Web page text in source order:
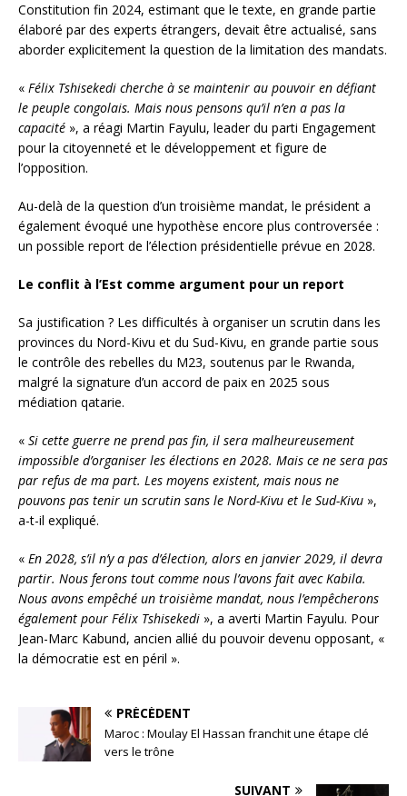
Constitution fin 2024, estimant que le texte, en grande partie
élaboré par des experts étrangers, devait être actualisé, sans
aborder explicitement la question de la limitation des mandats.
« Félix Tshisekedi cherche à se maintenir au pouvoir en défiant
le peuple congolais. Mais nous pensons qu’il n’en a pas la
capacité », a réagi Martin Fayulu, leader du parti Engagement
pour la citoyenneté et le développement et figure de
l’opposition.
Au-delà de la question d’un troisième mandat, le président a
également évoqué une hypothèse encore plus controversée :
un possible report de l’élection présidentielle prévue en 2028.
Le conflit à l’Est comme argument pour un report
Sa justification ? Les difficultés à organiser un scrutin dans les
provinces du Nord-Kivu et du Sud-Kivu, en grande partie sous
le contrôle des rebelles du M23, soutenus par le Rwanda,
malgré la signature d’un accord de paix en 2025 sous
médiation qatarie.
« Si cette guerre ne prend pas fin, il sera malheureusement
impossible d’organiser les élections en 2028. Mais ce ne sera pas
par refus de ma part. Les moyens existent, mais nous ne
pouvons pas tenir un scrutin sans le Nord-Kivu et le Sud-Kivu »,
a-t-il expliqué.
« En 2028, s’il n’y a pas d’élection, alors en janvier 2029, il devra
partir. Nous ferons tout comme nous l’avons fait avec Kabila.
Nous avons empêché un troisième mandat, nous l’empêcherons
également pour Félix Tshisekedi », a averti Martin Fayulu. Pour
Jean-Marc Kabund, ancien allié du pouvoir devenu opposant, «
la démocratie est en péril ».
PRÉCÉDENT
Maroc : Moulay El Hassan franchit une étape clé
vers le trône
SUIVANT